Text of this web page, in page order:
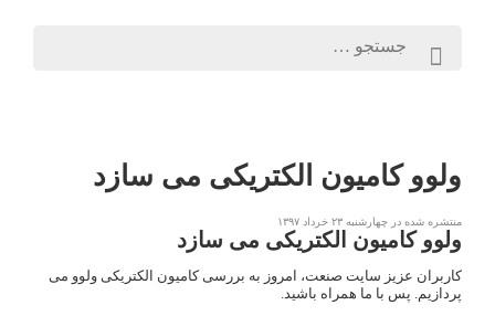
ولوو کامیون الکتریکی می سازد
منتشره شده در چهارشنبه ۲۳ خرداد ۱۳۹۷
ولوو کامیون الکتریکی می سازد
کاربران عزیز سایت صنعت، امروز به بررسی کامیون الکتریکی ولوو می
پردازیم. پس با ما همراه باشید.